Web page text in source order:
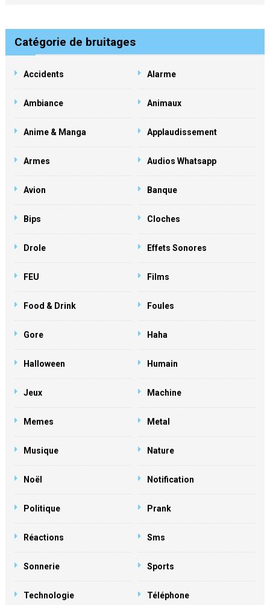
Catégorie de bruitages
Accidents Alarme
Ambiance Animaux
Anime & Manga Applaudissement
Armes Audios Whatsapp
Avion Banque
Bips Cloches
Drole Effets Sonores
FEU Films
Food & Drink Foules
Gore Haha
Halloween Humain
Jeux Machine
Memes Metal
Musique Nature
Noël Notification
Politique Prank
Réactions Sms
Sonnerie Sports
Technologie Téléphone